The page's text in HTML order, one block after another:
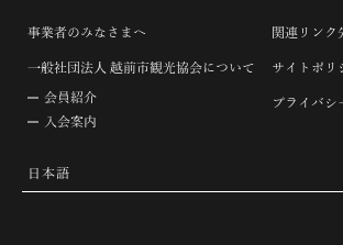
事業者のみなさまへ
一般社団法人 越前市観光協会について
会員紹介
入会案内
関連リンク
サイトポリ
プライバシ